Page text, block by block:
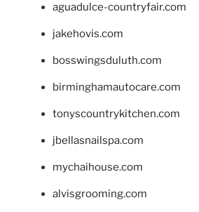
aguadulce-countryfair.com
jakehovis.com
bosswingsduluth.com
birminghamautocare.com
tonyscountrykitchen.com
jbellasnailspa.com
mychaihouse.com
alvisgrooming.com